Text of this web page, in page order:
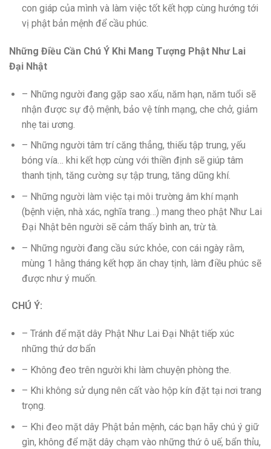
con giáp của mình và làm việc tốt kết hợp cùng hướng tới
vị phật bản mệnh để cầu phúc.
Những Điều Cần Chú Ý Khi Mang Tượng Phật Như Lai
Đại Nhật
– Những người đang gặp sao xấu, năm hạn, năm tuổi sẽ
nhận được sự độ mệnh, bảo vệ tính mạng, che chở, giảm
nhẹ tai ương.
– Những người tâm trí căng thẳng, thiếu tập trung, yếu
bóng vía… khi kết hợp cùng với thiền định sẽ giúp tâm
thanh tịnh, tăng cường sự tập trung, tăng dũng khí.
– Những người làm việc tại môi trường âm khí mạnh
(bệnh viện, nhà xác, nghĩa trang…) mang theo phật Như Lai
Đại Nhật bên người sẽ cảm thấy bình an, trừ tà.
– Những người đang cầu sức khỏe, con cái ngày rằm,
mùng 1 hằng tháng kết hợp ăn chay tịnh, làm điều phúc sẽ
được như ý muốn.
CHÚ Ý:
– Tránh để mặt dây Phật Như Lai Đại Nhật tiếp xúc
những thứ dơ bẩn
– Không đeo trên người khi làm chuyện phòng the.
– Khi không sử dụng nên cất vào hộp kín đặt tại nơi trang
trọng.
– Khi đeo mặt dây Phật bản mệnh, các bạn hãy chú ý giữ
gìn, không để mặt dây chạm vào những thứ ô uế, bẩn thỉu,